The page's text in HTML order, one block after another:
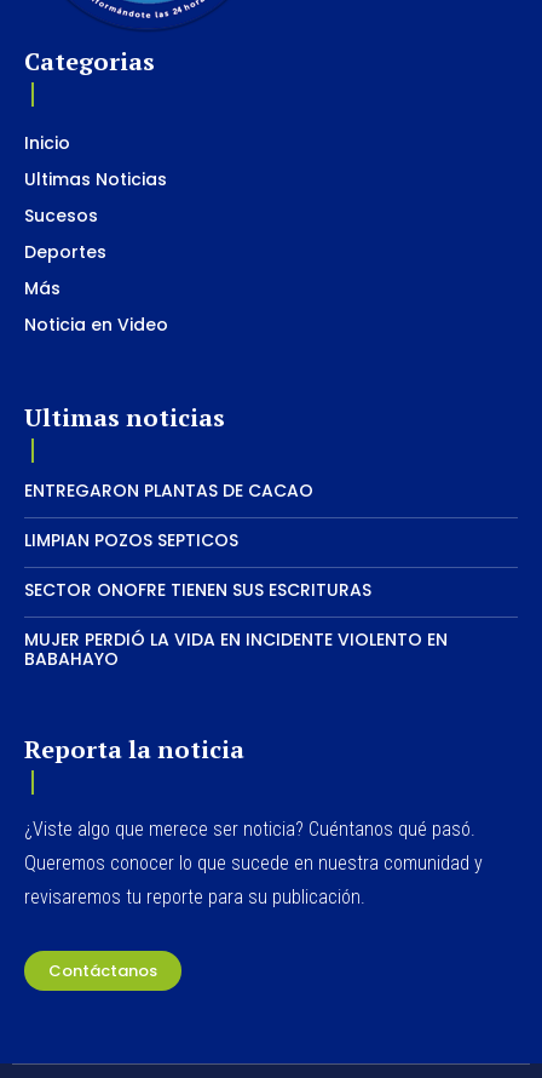
Categorias
Inicio
Ultimas Noticias
Sucesos
Deportes
Más
Noticia en Video
Ultimas noticias
ENTREGARON PLANTAS DE CACAO
LIMPIAN POZOS SEPTICOS
SECTOR ONOFRE TIENEN SUS ESCRITURAS
MUJER PERDIÓ LA VIDA EN INCIDENTE VIOLENTO EN
BABAHAYO
Reporta la noticia
¿Viste algo que merece ser noticia? Cuéntanos qué pasó.
Queremos conocer lo que sucede en nuestra comunidad y
revisaremos tu reporte para su publicación.
Contáctanos